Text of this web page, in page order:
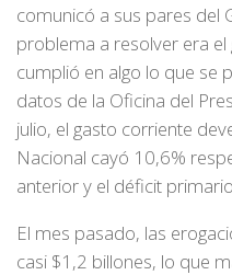
comunicó a sus pares del
problema a resolver era el
cumplió en algo lo que se
datos de la Oficina del
julio, el gasto corriente
Nacional cayó 10,6%
anterior y el déficit
El mes pasado, las
casi $1,2 billones, lo que